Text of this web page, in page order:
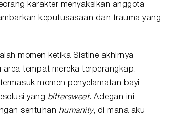
karakter menyaksikan anggota
keputusasaan dan trauma yang
momen ketika Sistine akhirnya
tempat mereka terperangkap.
momen penyelamatan bayi
yang bittersweet. Adegan ini
sentuhan humanity, di mana aku